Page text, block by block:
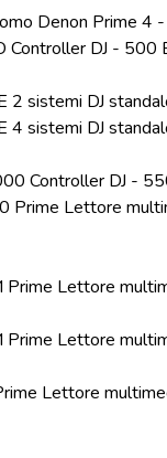
Denon Prime 4
Controller DJ - 500
2 sistemi DJ
4 sistemi DJ
Controller DJ -
Prime Lettore
Prime Lettore
Prime Lettore
Lettore